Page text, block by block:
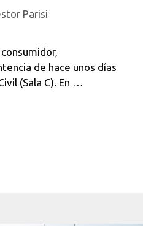
Parisi
de hace unos días
(Sala C). En …